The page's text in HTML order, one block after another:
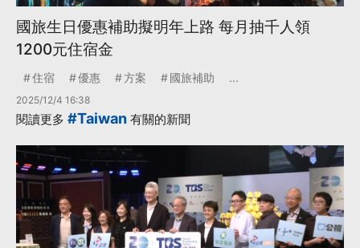
國旅生日優惠補助擬明年上路 每月抽千人領
1200元住宿金
住宿 優惠 方案 國旅補助 ...
2025/12/4 16:38
閱讀更多 #Taiwan 有關的新聞